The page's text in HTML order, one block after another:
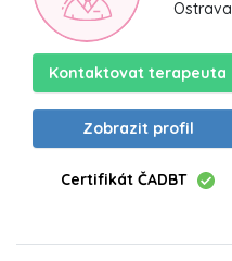
Ostrava
Kontaktovat terapeuta
Zobrazit profil
Certifikát ČADBT